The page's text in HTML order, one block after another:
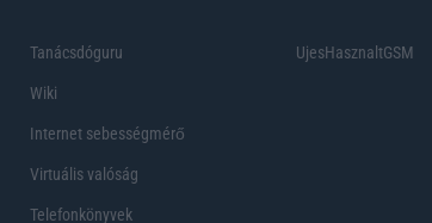
Tanácsdóguru
Wiki
Internet sebességmérő
Virtuális valóság
Telefonkönyvek
UjesHasznaltGSM